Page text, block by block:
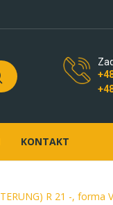
KONTAKT
R 21 -, forma